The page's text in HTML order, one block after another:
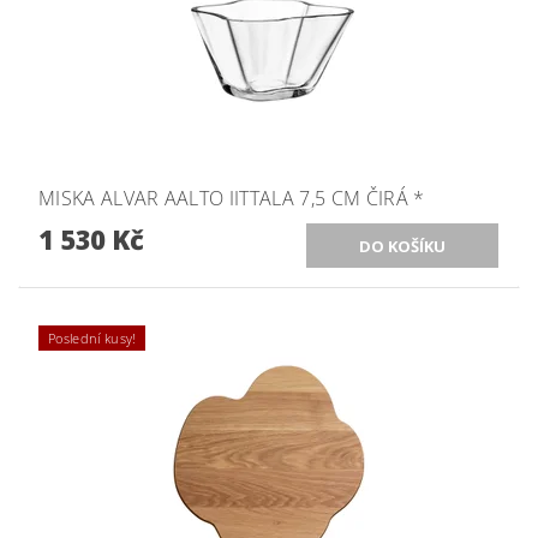
MISKA ALVAR AALTO IITTALA 7,5 CM ČIRÁ *
1 530 Kč
Poslední kusy!